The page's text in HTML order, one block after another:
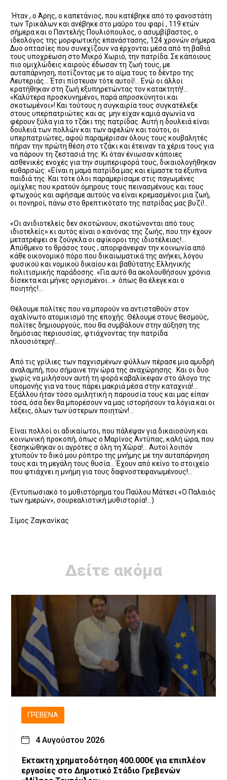
Ήταν , ο Άρης, ο καπετάνιος, που κατέβηκε από το φανοστάτη
των Τρικάλων και ανέβηκε στο μαύρο του φαρί , 119 ετών
σήμερα και ο Παντελής Πουλιόπουλος, ο ασυμβίβαστος, ο
ιδεολόγος της μορφωτικής επανάστασης, 124 χρονών σήμερα.
Δυο οπτασίες που συνεχίζουν να έρχονται μέσα από τη βαθιά
τους υποχρέωση στο Μικρό Χωριό, την πατρίδα. Σε κάποιους
πιο ομιχλώδεις καιρούς έδωσαν τη ζωή τους, με
αυταπάρνηση, ποτίζοντας με το αίμα τους το δέντρο της
Λευτεριάς… Έτσι πίστευαν τότε αυτοί!… Ενώ οι άλλοι
κρατήθηκαν στη ζωή εξυπηρετώντας τον κατακτητή!…
«Καλύτερα προσκυνημένοι, παρά απροσκύνητοι και
σκοτωμένοι»! Και τούτους η συγκαιρία τους συγκατέλεξε
στους υπερπατριώτες και ας μην είχαν καμιά αγωνία να
φέρουν ξύλα για το τζάκι της πατρίδας. Αυτή η δουλειά είναι
δουλειά των πολλών και των αφελών και τούτοι, οι
υπερπατριώτες, αφού παραμέρισαν όλους τους κουβαλητές
πήραν την πρώτη θέση στο τζάκι και έτειναν τα χέρια τους για
να πάρουν τη ζεστασιά της. Κι όταν ένιωσαν κάποιες
ασθενικές ενοχές για την συμπεριφορά τους, δικαιολογήθηκαν
ευθαρσώς: «Είναι η μαμά πατρίδα μας και είμαστε τα έξυπνα
παιδιά της. Και τότε όλοι παραμερίσαμε στις παγωμένες
ομίχλες που κρατούν όμηρους τους πεινασμένους και τους
φτωχούς και αφήσαμε αυτούς να είναι κρεμασμένοι μια ζωή,
οι πονηροί, πάνω στο θρεπτικότατο της πατρίδας μας βυζί!…
«Οι ανιδιοτελείς δεν σκοτώνουν, σκοτώνονται από τους
ιδιοτελείς» κι αυτός είναι ο κανόνας της ζωής, που την έχουν
μετατρέψει σε ζούγκλα οι αψίκοροι της ιδιοτέλειας!…
Απύθμενο το θράσος τους , απορφάνεψαν την κοινωνία από
κάθε οικονομικό πόρο που δικαιωματικά της ανήκει, λόγου
φυσικού και νομικού δικαίου και βαθύτατης Ελληνικής
πολιτισμικής παράδοσης. «Για αυτό θα ακολουθήσουν χρόνια
δίσεκτα και μήνες οργισμένοι…» όπως θα έλεγε και ο
ποιητής!…
Θέλουμε πολίτες που να μπορούν να αντισταθούν στον
αχαλίνωτο ατομικισμό της εποχής. Θέλουμε στους θεσμούς,
πολίτες δημιουργούς, που θα συμβάλουν στην αύξηση της
δημόσιας περιουσίας, φτιάχνοντας την πατρίδα
πλουσιότερη!…
Από τις γρίλιες των παχνισμένων φύλλων πέρασε μια αμυδρή
αναλαμπή, που σήμαινε την ώρα της αναχώρησης. Και οι δυο
χωρίς να μιλήσουν αυτή τη φορά καβαλίκεψαν στο άλογο της
υπομονής για να τους πάρει μακριά μέσα στην καταχνιά!…
Εξάλλου ήταν τόσο ομιλητική η παρουσία τους και μας είπαν
τόσα, όσα δεν θα μπορέσουν να μας ιστορήσουν τα λόγια και οι
λέξεις, όλων των ύστερων ποιητών!…
Είναι πολλοί οι αδικαίωτοι, που πάλεψαν για δικαιοσύνη και
κοινωνική προκοπή, όπως ο Μαρίνος Αντύπας, καλή ώρα, που
ξεσηκώθηκαν οι αγρότες σ όλη τη Χώρα!… Αυτοί λοιπόν
χτυπούν το δικό μου ρόπτρο της μνήμης με την αυταπάρνηση
τους και τη μεγάλη τους θυσία… Έχουν από κείνο το στοιχείο
που φτιάχνει η μνήμη για τους δαφνοστεφανωμένους!…
(Εντυπωσιακό το μυθιστόρημα του Παύλου Μάτεσι «Ο Παλαιός
των ημερών», σουρεαλιστική μυθιστορία!…)
Σίμος Ζαγκανίκας
Δείτε ακόμα
ΓΡΕΒΕΝΆ
4 Αυγούστου 2026
Έκτακτη χρηματοδότηση 400.000€ για επιπλέον
εργασίες στο Δημοτικό Στάδιο Γρεβενών